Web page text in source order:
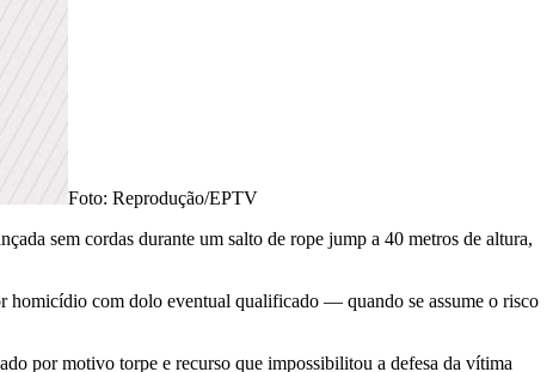
Foto: Reprodução/EPTV
sem cordas durante um salto de rope jump a 40 metros de altura,
com dolo eventual qualificado — quando se assume o risco
por motivo torpe e recurso que impossibilitou a defesa da vítima